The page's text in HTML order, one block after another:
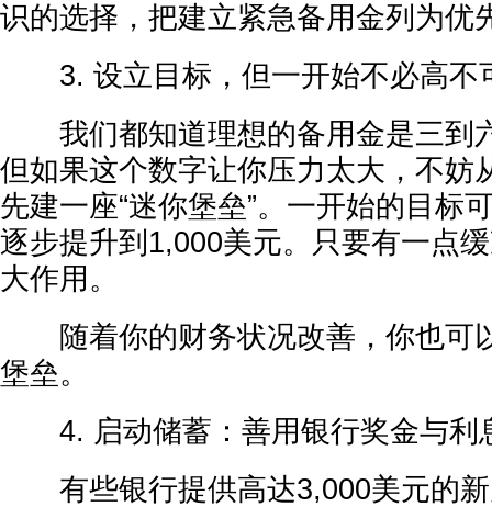
识的选择，把建立紧急备用金列为优
3. 设立目标，但一开始不必高不
我们都知道理想的备用金是三到
但如果这个数字让你压力太大，不妨
先建一座“迷你堡垒”。一开始的目标
逐步提升到1,000美元。只要有一点
大作用。
随着你的财务状况改善，你也可
堡垒。
4. 启动储蓄：善用银行奖金与利
有些银行提供高达3,000美元的新